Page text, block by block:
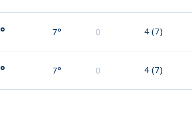
7° 0 4 (7)
7° 0 4 (7)